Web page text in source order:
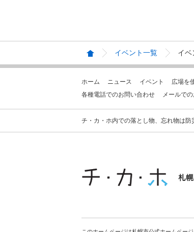
イベント一覧 イベ
ホーム ニュース イベント 広場を
各種電話でのお問い合わせ
メールで
チ・カ・ホ内での落とし物、忘れ物は